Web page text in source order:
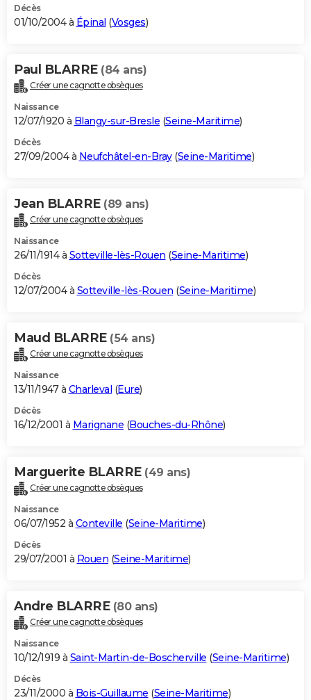
Décès
01/10/2004 à Épinal (Vosges)
Paul BLARRE (84 ans)
Créer une cagnotte obsèques
Naissance
12/07/1920 à Blangy-sur-Bresle (Seine-Maritime)
Décès
27/09/2004 à Neufchâtel-en-Bray(Seine-Maritime)
Jean BLARRE (89 ans)
Créer une cagnotte obsèques
Naissance
26/11/1914 à Sotteville-lès-Rouen (Seine-Maritime)
Décès
12/07/2004 à Sotteville-lès-Rouen (Seine-Maritime)
Maud BLARRE (54 ans)
Créer une cagnotte obsèques
Naissance
13/11/1947 à Charleval (Eure)
Décès
16/12/2001 à Marignane (Bouches-du-Rhône)
Marguerite BLARRE (49 ans)
Créer une cagnotte obsèques
Naissance
06/07/1952 à Conteville (Seine-Maritime)
Décès
29/07/2001 à Rouen (Seine-Maritime)
Andre BLARRE (80 ans)
Créer une cagnotte obsèques
Naissance
10/12/1919 à Saint-Martin-de-Boscherville (Seine-Maritime)
Décès
23/11/2000 à Bois-Guillaume (Seine-Maritime)